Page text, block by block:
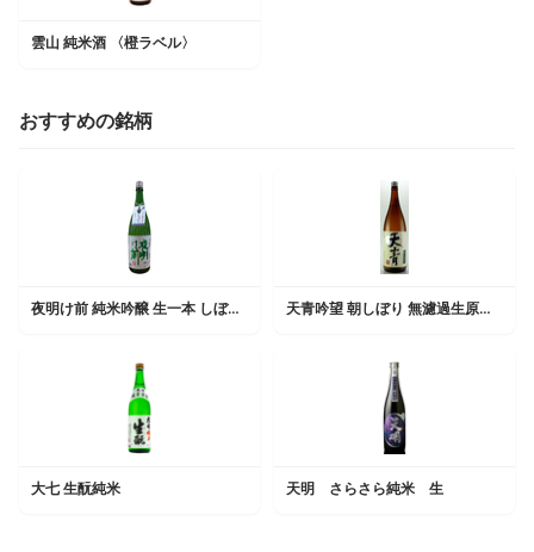
雲山 純米酒 〈橙ラベル〉
おすすめの銘柄
夜明け前 純米吟醸 生一本 しぼりたて生 天青吟望 朝しぼり 無濾過生原酒 純米 生酒
大七 生酛純米 天明 さらさら純米 生